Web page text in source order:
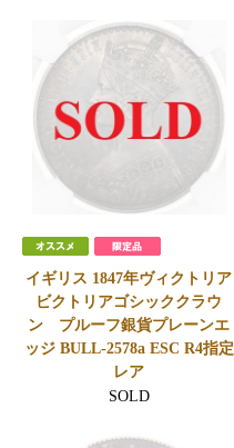
イギリス 1847年ヴィクトリア
ビクトリアゴシッククラウ
ン プルーフ銀貨プレーンエ
ッジ BULL-2578a ESC R4指定
レア
SOLD